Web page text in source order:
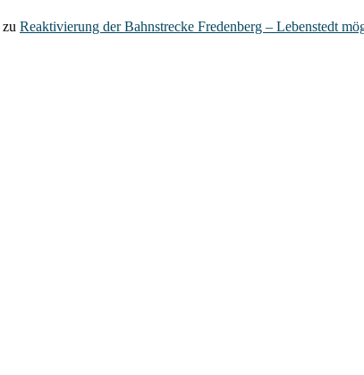
zu Reaktivierung der Bahnstrecke Fredenberg – Lebenstedt